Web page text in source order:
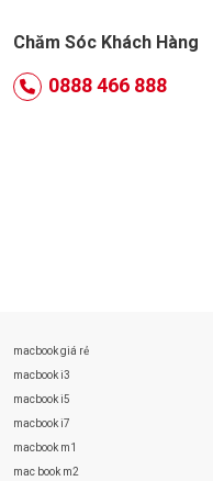
Chăm Sóc Khách Hàng
0888 466 888
macbook giá rẻ
macbook i3
macbook i5
macbook i7
macbook m1
mac book m2